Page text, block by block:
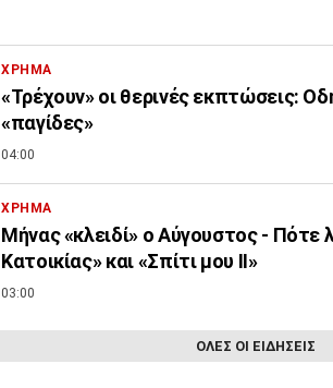
ΧΡΗΜΑ
«Τρέχουν» οι θερινές εκπτώσεις:
«παγίδες»
04:00
ΧΡΗΜΑ
Μήνας «κλειδί» ο Αύγουστος - Πότε
Κατοικίας» και «Σπίτι μου ΙΙ»
03:00
ΟΛΕΣ ΟΙ ΕΙΔΗΣΕΙΣ